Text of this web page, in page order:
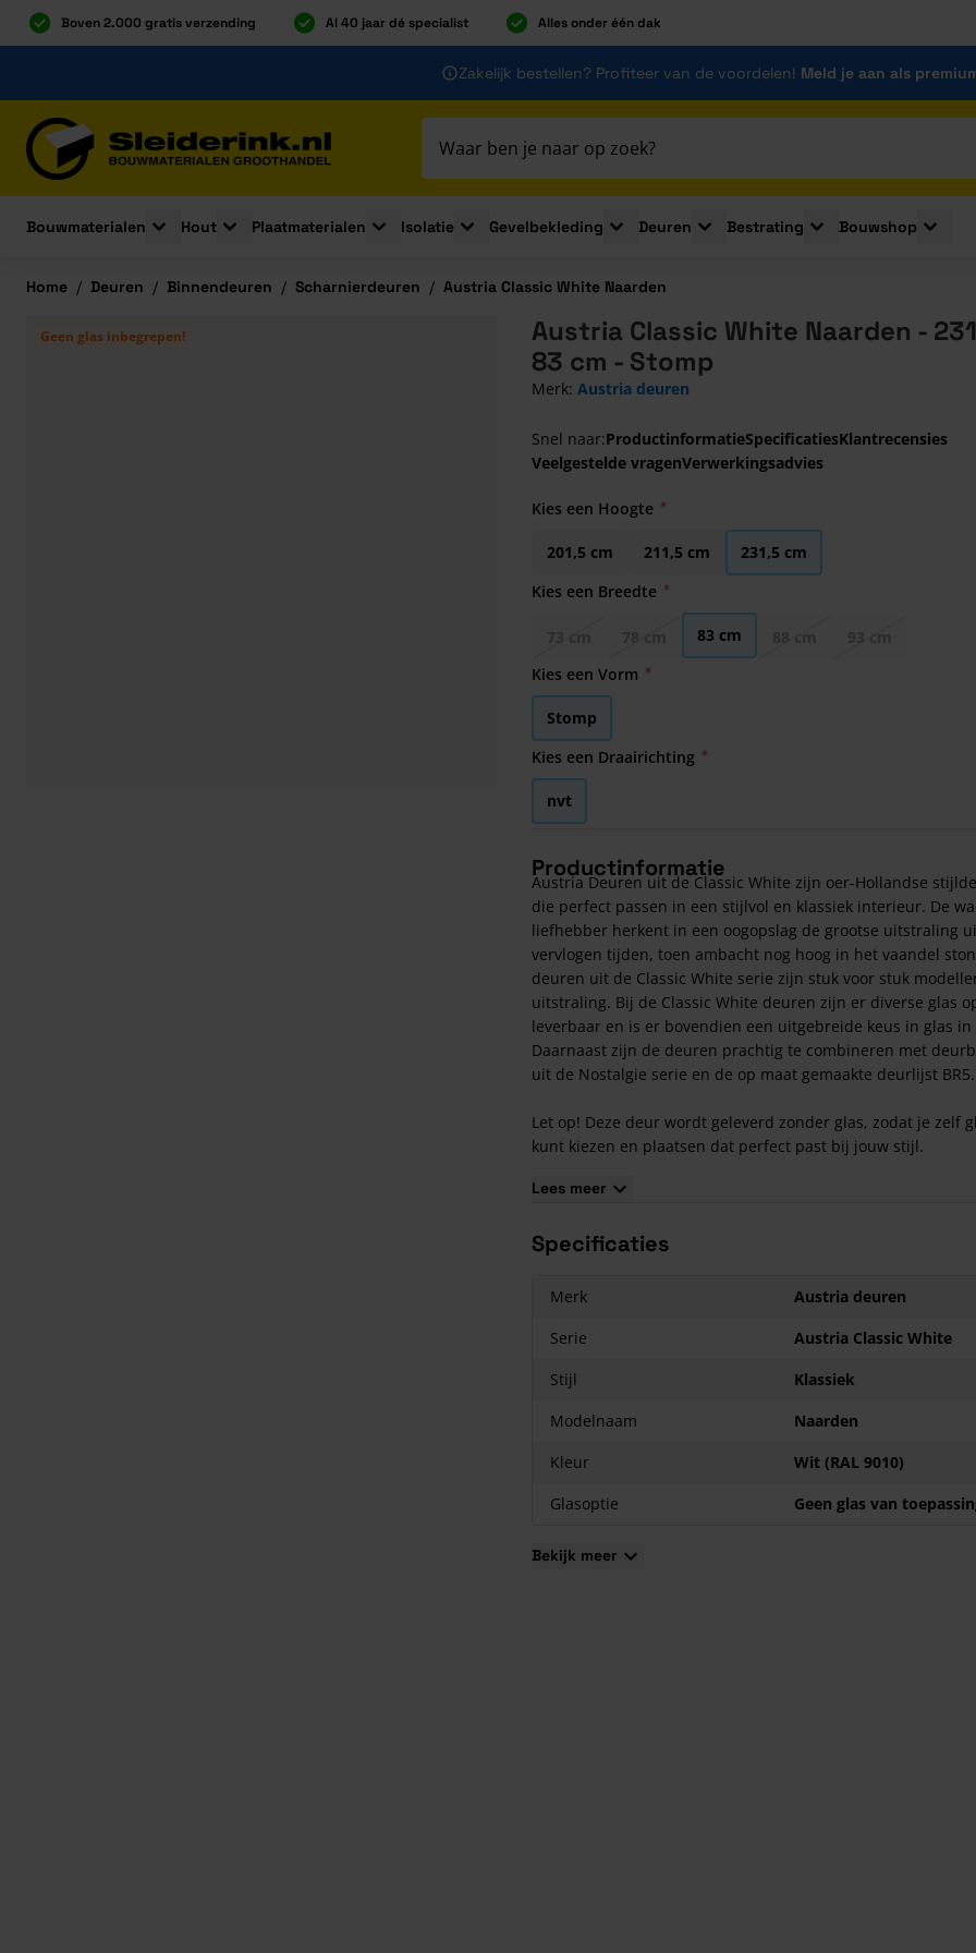
Boven 2.000 gratis verzending Al 40 jaar dé specialist Alles onder één dak
Zakelijk bestellen? Profiteer van de voordelen! Meld je aan als
Bouwmaterialen
Toggle submenu for Bouwmaterialen
Hout
Toggle submenu for Hout
Plaatmaterialen
Toggle submenu for Plaatmaterialen
Isolatie
Toggle submenu for Isolatie
Gevelbekleding
Toggle submenu for Gevelbekleding
Deuren
Toggle submenu for Deuren
Bestrating
Toggle submenu for
Bouwshop
Home / Deuren / Binnendeuren / Scharnierdeuren / Austria Classic White Naarden
Geen glas inbegrepen!
Austria Classic White Naarden -
83 cm - Stomp
Merk: Austria deuren
Snel naar:ProductinformatieSpecificatiesKlantrecensies
Veelgestelde vragenVerwerkingsadvies
Kies een Hoogte
201,5 cm 211,5 cm
231,5 cm
Kies een Breedte
83 cm
Kies een Vorm
Stomp
Kies een Draairichting
nvt
Productinformatie
Austria Deuren uit de Classic White zijn oer-Hollandse
die perfect passen in een stijlvol en klassiek interieur. De
liefhebber herkent in een oogopslag de grootse uitstraling
vervlogen tijden, toen ambacht nog hoog in het vaandel
deuren uit de Classic White serie zijn stuk voor stuk
uitstraling. Bij de Classic White deuren zijn er diverse glas
leverbaar en is er bovendien een uitgebreide keus in glas in
Daarnaast zijn de deuren prachtig te combineren met
uit de Nostalgie serie en de op maat gemaakte deurlijst
Let op! Deze deur wordt geleverd zonder glas, zodat je zelf
kunt kiezen en plaatsen dat perfect past bij jouw stijl.
Kenmerken van de Austria Classic White Naarden
De deuren zijn wit voorbehandeld
De profiellijsten zijn gemaakt van massief hout
Afwijkende maten zijn op aanvraag leverbaar
Maar liefst 5 jaar garantie op alle deuren
Lees meer
Specificaties
Merk
Austria deuren
Serie
Austria Classic White
Stijl
Klassiek
Modelnaam
Naarden
Kleur
Wit (RAL 9010)
Glasoptie
Geen glas van
Bekijk meer